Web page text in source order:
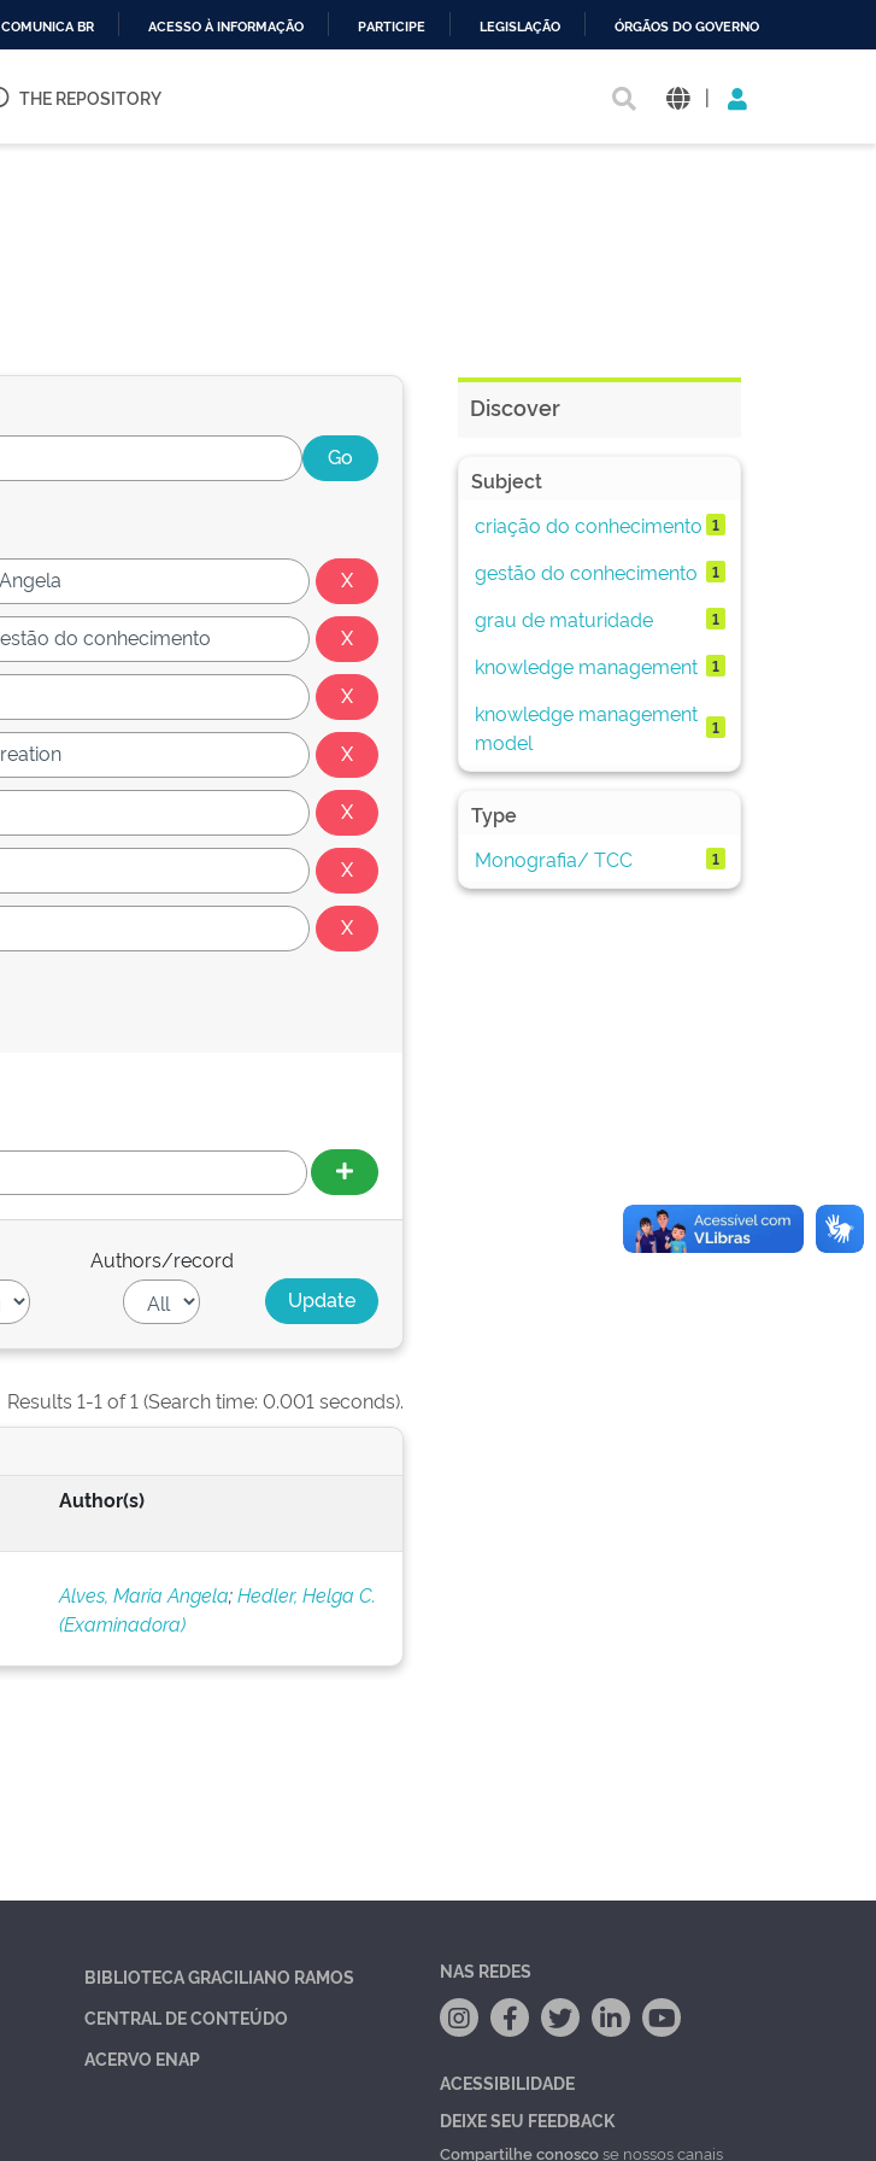
O
COMUNICA BR ACESSO À INFORMAÇÃO PARTICIPE LEGISLAÇÃO ÓRGÃOS DO GOVERNO
THE REPOSITORY |
Authors/record
Results 1-1 of 1 (Search time: 0.001 seconds).
Author(s)
Alves, Maria Angela;Hedler, Helga C.
(Examinadora)
Discover
Subject
criação do conhecimento 1
gestão do conhecimento 1
grau de maturidade 1
knowledge management 1
knowledge management
model
1
Type
Monografia/ TCC
1
BIBLIOTECA GRACILIANO RAMOS
CENTRAL DE CONTEÚDO
ACERVO ENAP
NAS REDES
ACESSIBILIDADE
DEIXE SEU FEEDBACK
Compartilhe conoscose nossos canais